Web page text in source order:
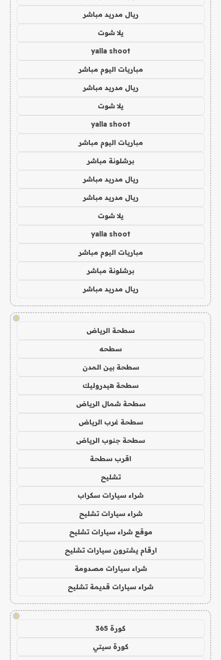
ريال مدريد مباشر
يلا شوت
yalla shoot
مباريات اليوم مباشر
ريال مدريد مباشر
يلا شوت
yalla shoot
مباريات اليوم مباشر
برشلونة مباشر
ريال مدريد مباشر
ريال مدريد مباشر
يلا شوت
yalla shoot
مباريات اليوم مباشر
برشلونة مباشر
ريال مدريد مباشر
!
سطحة الرياض
سطحه
سطحة بين المدن
سطحة هيدروليك
سطحة شمال الرياض
سطحة غرب الرياض
سطحة جنوب الرياض
اقرب سطحة
تشليح
شراء سيارات سكراب
شراء سيارات تشليح
موقع شراء سيارات تشليح
ارقام يشترون سيارات تشليح
شراء سيارات مصدومة
شراء سيارات قديمة تشليح
!
كورة 365
كورة سيتي